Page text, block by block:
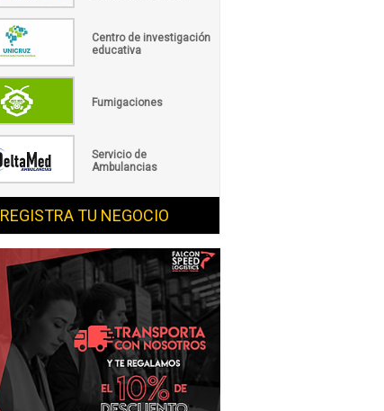
Centro de investigación
educativa
Fumigaciones
Servicio de
Ambulancias
REGISTRA TU NEGOCIO